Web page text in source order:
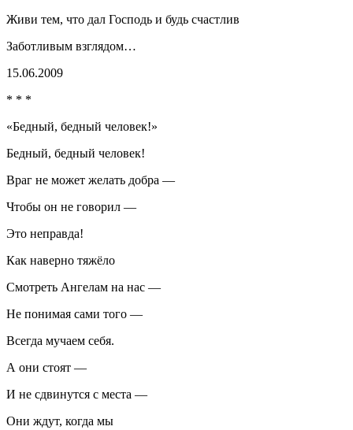
Живи тем, что дал Господь и будь счастлив
Заботливым взглядом…
15.06.2009
* * *
«Бедный, бедный человек!»
Бедный, бедный человек!
Враг не может желать добра —
Чтобы он не говорил —
Это неправда!
Как наверно тяжёло
Смотреть Ангелам на нас —
Не понимая сами того —
Всегда мучаем себя.
А они стоят —
И не сдвинутся с места —
Они ждут, когда мы